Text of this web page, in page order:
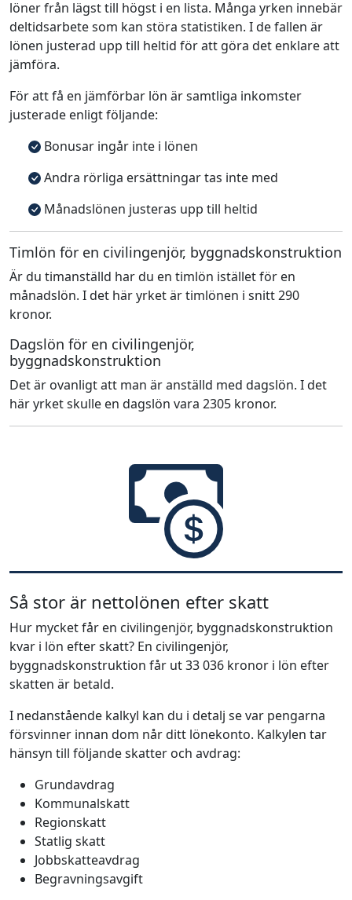
löner från lägst till högst i en lista. Många yrken innebär
deltidsarbete som kan störa statistiken. I de fallen är
lönen justerad upp till heltid för att göra det enklare att
jämföra.
För att få en jämförbar lön är samtliga inkomster
justerade enligt följande:
Bonusar ingår inte i lönen
Andra rörliga ersättningar tas inte med
Månadslönen justeras upp till heltid
Timlön för en civilingenjör, byggnadskonstruktion
Är du timanställd har du en timlön istället för en
månadslön. I det här yrket är timlönen i snitt 290
kronor.
Dagslön för en civilingenjör,
byggnadskonstruktion
Det är ovanligt att man är anställd med dagslön. I det
här yrket skulle en dagslön vara 2305 kronor.
Så stor är nettolönen efter skatt
Hur mycket får en civilingenjör, byggnadskonstruktion
kvar i lön efter skatt? En civilingenjör,
byggnadskonstruktion får ut 33 036 kronor i lön efter
skatten är betald.
I nedanstående kalkyl kan du i detalj se var pengarna
försvinner innan dom når ditt lönekonto. Kalkylen tar
hänsyn till följande skatter och avdrag:
Grundavdrag
Kommunalskatt
Regionskatt
Statlig skatt
Jobbskatteavdrag
Begravningsavgift